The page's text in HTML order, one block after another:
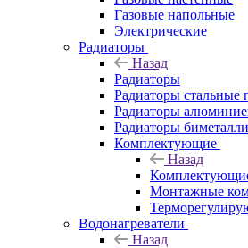
Газовые напольные
Электрические
Радиаторы
Назад
Радиаторы
Радиаторы стальные
Радиаторы
Радиаторы
Комплектующие
Назад
Монтажные
Водонагреватели
Назад